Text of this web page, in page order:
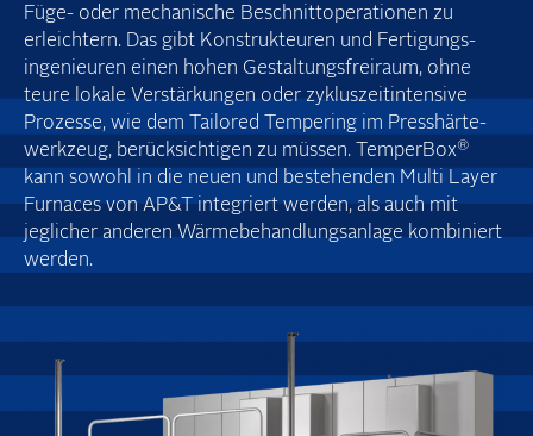
Füge- oder mechanische Beschnitt­operationen zu
erleichtern. Das gibt Konstrukteuren und Fertigungs­
ingenieuren einen hohen Gestaltungs­freiraum, ohne
teure lokale Verstärkungen oder zykluszeit­intensive
Prozesse, wie dem Tailored Tempering im Presshärte­
werkzeug, berück­sichtigen zu müssen. TemperBox®
kann sowohl in die neuen und bestehenden Multi Layer
Furnaces von AP&T integriert werden, als auch mit
jeglicher anderen Wärme­behandlungs­anlage kombiniert
werden.